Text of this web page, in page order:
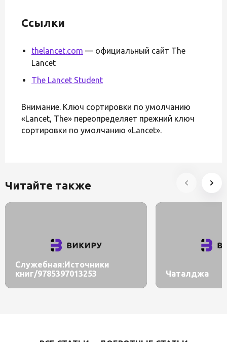
Ссылки
thelancet.com — официальный сайт The
Lancet
The Lancet Student
Внимание. Ключ сортировки по умолчанию
«Lancet, The» переопределяет прежний ключ
сортировки по умолчанию «Lancet».
Читайте также
Служебная:Источники
книг/9785397013253
Чаталджа